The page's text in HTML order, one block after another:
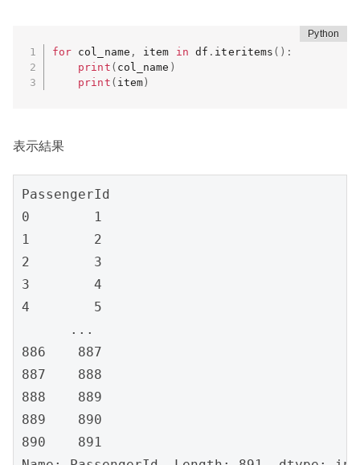
for col_name , item in df . iteritems ( ) :
print ( col_name )
print ( item )
表示結果
PassengerId
0        1
1        2
2        3
3        4
4        5
      ...
886    887
887    888
888    889
889    890
890    891